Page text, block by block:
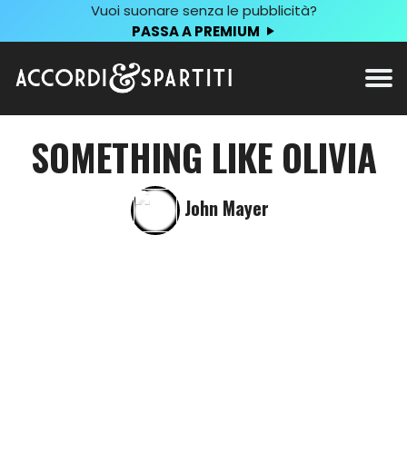
Vuoi suonare senza le pubblicità?
PASSA A PREMIUM
SOMETHING LIKE OLIVIA
John Mayer